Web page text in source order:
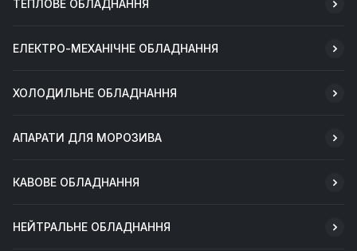
ТЕПЛОВЕ ОБЛАДНАННЯ
ЕЛЕКТРО-МЕХАНІЧНЕ ОБЛАДНАННЯ
ХОЛОДИЛЬНЕ ОБЛАДНАННЯ
АПАРАТИ ДЛЯ МОРОЗИВА
КАВОВЕ ОБЛАДНАННЯ
НЕЙТРАЛЬНЕ ОБЛАДНАННЯ